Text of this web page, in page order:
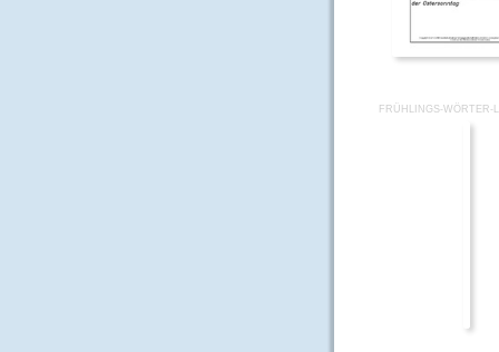
FRÜHLINGS-WÖRTER-